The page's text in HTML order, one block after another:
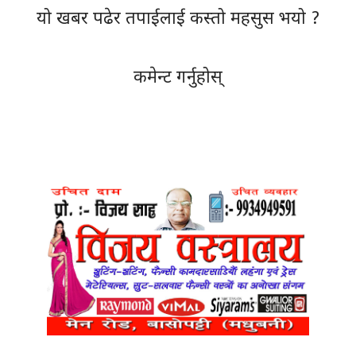
यो खबर पढेर तपाईलाई कस्तो महसुस भयो ?
कमेन्ट गर्नुहोस्